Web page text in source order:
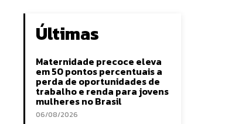
Últimas
Maternidade precoce eleva
em 50 pontos percentuais a
perda de oportunidades de
trabalho e renda para jovens
mulheres no Brasil
06/08/2026